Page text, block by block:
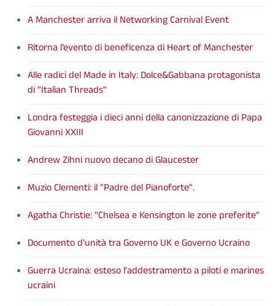
A Manchester arriva il Networking Carnival Event
Ritorna l’evento di beneficenza di Heart of Manchester
Alle radici del Made in Italy: Dolce&Gabbana protagonista
di "Italian Threads"
Londra festeggia i dieci anni della canonizzazione di Papa
Giovanni XXIII
Andrew Zihni nuovo decano di Glaucester
Muzio Clementi: il "Padre del Pianoforte".
Agatha Christie: "Chelsea e Kensington le zone preferite"
Documento d'unità tra Governo UK e Governo Ucraino
Guerra Ucraina: esteso l'addestramento a piloti e marines
ucraini